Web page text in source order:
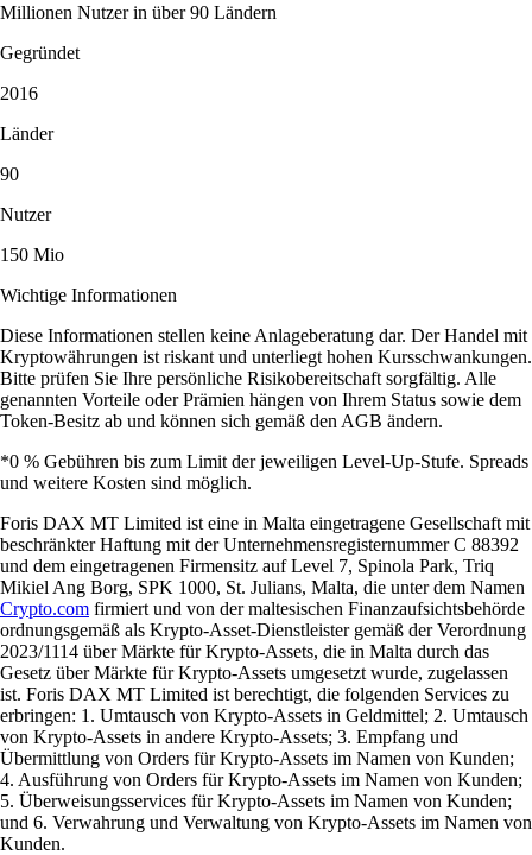
Millionen Nutzer in über 90 Ländern
Gegründet
2016
Länder
90
Nutzer
150 Mio
Wichtige Informationen
Diese Informationen stellen keine Anlageberatung dar. Der Handel mit
Kryptowährungen ist riskant und unterliegt hohen Kursschwankungen.
Bitte prüfen Sie Ihre persönliche Risikobereitschaft sorgfältig. Alle
genannten Vorteile oder Prämien hängen von Ihrem Status sowie dem
Token-Besitz ab und können sich gemäß den AGB ändern.
*0 % Gebühren bis zum Limit der jeweiligen Level-Up-Stufe. Spreads
und weitere Kosten sind möglich.
Foris DAX MT Limited ist eine in Malta eingetragene Gesellschaft mit
beschränkter Haftung mit der Unternehmensregisternummer C 88392
und dem eingetragenen Firmensitz auf Level 7, Spinola Park, Triq
Mikiel Ang Borg, SPK 1000, St. Julians, Malta, die unter dem Namen
Crypto.com firmiert und von der maltesischen Finanzaufsichtsbehörde
ordnungsgemäß als Krypto-Asset-Dienstleister gemäß der Verordnung
2023/1114 über Märkte für Krypto-Assets, die in Malta durch das
Gesetz über Märkte für Krypto-Assets umgesetzt wurde, zugelassen
ist. Foris DAX MT Limited ist berechtigt, die folgenden Services zu
erbringen: 1. Umtausch von Krypto-Assets in Geldmittel; 2. Umtausch
von Krypto-Assets in andere Krypto-Assets; 3. Empfang und
Übermittlung von Orders für Krypto-Assets im Namen von Kunden;
4. Ausführung von Orders für Krypto-Assets im Namen von Kunden;
5. Überweisungsservices für Krypto-Assets im Namen von Kunden;
und 6. Verwahrung und Verwaltung von Krypto-Assets im Namen von
Kunden.